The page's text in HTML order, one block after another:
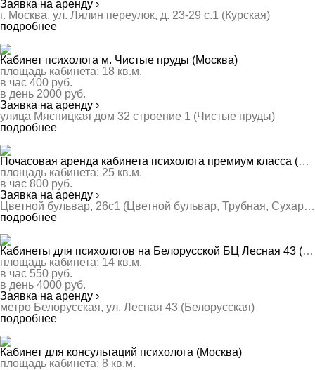
Заявка на аренду ›
г. Москва, ул. Лялин переулок, д. 23-29 с.1 (Курская)
подробнее
Кабинет психолога м. Чистые пруды (Москва)
площадь кабинета: 18 кв.м.
в час 400 руб.
в день 2000 руб.
Заявка на аренду ›
улица Мясницкая дом 32 строение 1 (Чистые пруды)
подробнее
Почасовая аренда кабинета психолога премиум класса (Москва)
площадь кабинета: 25 кв.м.
в час 800 руб.
Заявка на аренду ›
Цветной бульвар, 26с1 (Цветной бульвар, Трубная, Сухаревская)
подробнее
Кабинеты для психологов на Белорусской БЦ Лесная 43 (Москва)
площадь кабинета: 14 кв.м.
в час 550 руб.
в день 4000 руб.
Заявка на аренду ›
метро Белорусская, ул. Лесная 43 (Белорусская)
подробнее
Кабинет для консультаций психолога (Москва)
площадь кабинета: 8 кв.м.